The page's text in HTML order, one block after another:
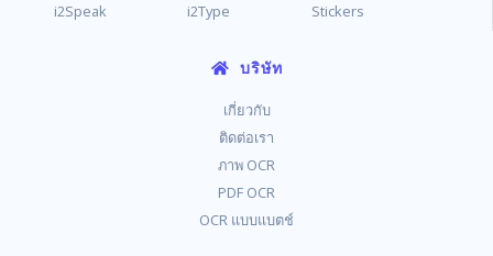
i2Speak
i2Type Stickers
บริษัท
เกี่ยวกับ
ติดต่อเรา
ภาพ OCR
PDF OCR
OCR แบบแบตช์